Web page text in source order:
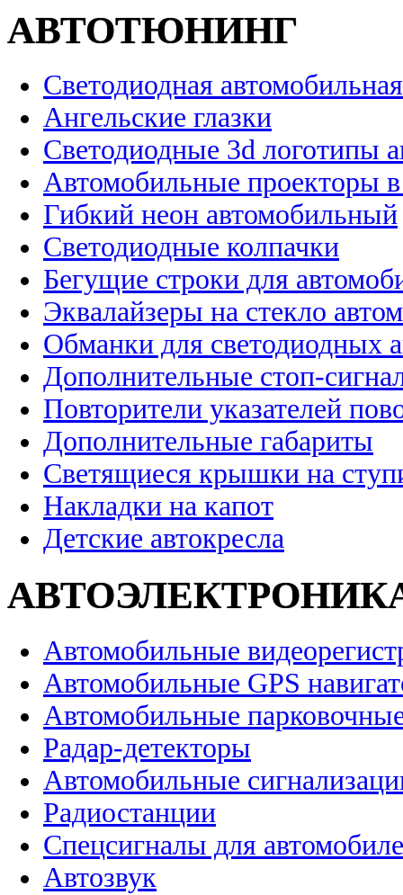
АВТОТЮНИНГ
Светодиодная
Ангельские глазки
Светодиодные 3d логотипы
Автомобильные проекторы
Гибкий неон автомобильный
Светодиодные колпачки
Бегущие строки для
Эквалайзеры на стекло
Обманки для светодиодных
Дополнительные стоп-
Повторители указателей
Дополнительные габариты
Светящиеся крышки на
Накладки на капот
Детские автокресла
Автомобильные
Автомобильные GPS
Автомобильные
Радар-детекторы
Автомобильные
Радиостанции
Спецсигналы для
Автозвук